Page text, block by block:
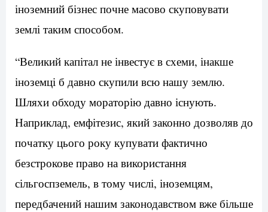
іноземний бізнес почне масово скуповувати
землі таким способом.
“Великий капітал не інвестує в схеми, інакше
іноземці б давно скупили всю нашу землю.
Шляхи обходу мораторію давно існують.
Наприклад, емфітезис, який законно дозволяв до
початку цього року купувати фактично
безстрокове право на використання
сільгоспземель, в тому числі, іноземцям,
передбачений нашим законодавством вже більше